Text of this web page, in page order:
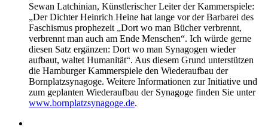
Sewan Latchinian, Künstlerischer Leiter der Kammerspiele:
„Der Dichter Heinrich Heine hat lange vor der Barbarei des
Faschismus prophezeit „Dort wo man Bücher verbrennt,
verbrennt man auch am Ende Menschen“. Ich würde gerne
diesen Satz ergänzen: Dort wo man Synagogen wieder
aufbaut, waltet Humanität“. Aus diesem Grund unterstützen
die Hamburger Kammerspiele den Wiederaufbau der
Bornplatzsynagoge. Weitere Informationen zur Initiative und
zum geplanten Wiederaufbau der Synagoge finden Sie unter
www.bornplatzsynagoge.de.